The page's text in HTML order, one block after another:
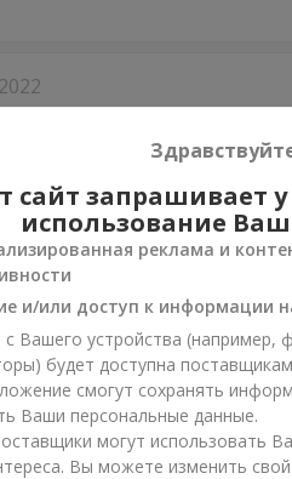
Дякую всім, хто брав участь
для дорогого человека.
Спасибо вам!
цветы свежие, большое
сайт запрашивает у
использование
реклама и
и/или доступ к информации
Вашего устройства (например,
будет доступна
смогут сохранять
Ваши персональные данные.
могут использовать
Вы можете изменить